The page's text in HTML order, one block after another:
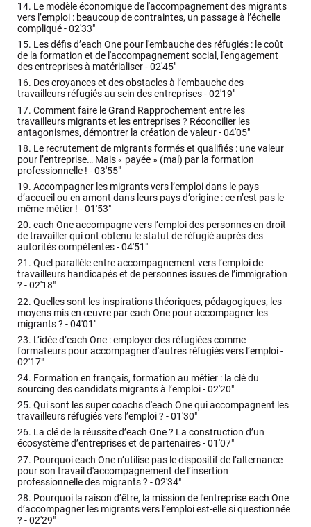
14. Le modèle économique de l'accompagnement des migrants
vers l’emploi : beaucoup de contraintes, un passage à l’échelle
compliqué -02'33"
15. Les défis d’each One pour l'embauche des réfugiés : le coût
de la formation et de l'accompagnement social, l'engagement
des entreprises à matérialiser -02'45"
16. Des croyances et des obstacles à l’embauche des
travailleurs réfugiés au sein des entreprises -02'19"
17. Comment faire le Grand Rapprochement entre les
travailleurs migrants et les entreprises ? Réconcilier les
antagonismes, démontrer la création de valeur -04'05"
18. Le recrutement de migrants formés et qualifiés : une valeur
pour l’entreprise… Mais « payée » (mal) par la formation
professionnelle ! -03'55"
19. Accompagner les migrants vers l’emploi dans le pays
d’accueil ou en amont dans leurs pays d’origine : ce n’est pas le
même métier ! -01'53"
20. each One accompagne vers l’emploi des personnes en droit
de travailler qui ont obtenu le statut de réfugié auprès des
autorités compétentes -04'51"
21. Quel parallèle entre accompagnement vers l’emploi de
travailleurs handicapés et de personnes issues de l’immigration
? -02'18"
22. Quelles sont les inspirations théoriques, pédagogiques, les
moyens mis en œuvre par each One pour accompagner les
migrants ? -04'01"
23. L’idée d’each One : employer des réfugiées comme
formateurs pour accompagner d'autres réfugiés vers l’emploi -
02'17"
24. Formation en français, formation au métier : la clé du
sourcing des candidats migrants à l’emploi -02'20"
25. Qui sont les super coachs d'each One qui accompagnent les
travailleurs réfugiés vers l’emploi ? -01'30"
26. La clé de la réussite d’each One ? La construction d’un
écosystème d’entreprises et de partenaires -01'07"
27. Pourquoi each One n’utilise pas le dispositif de l’alternance
pour son travail d'accompagnement de l’insertion
professionnelle des migrants ? -02'34"
28. Pourquoi la raison d’être, la mission de l'entreprise each One
d’accompagner les migrants vers l’emploi est-elle si questionnée
? -02'29"